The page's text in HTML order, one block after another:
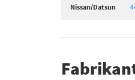
Nissan/Datsun